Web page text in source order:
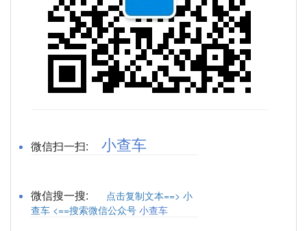
微信扫一扫: 小查车
微信搜一搜:
点击复制文本==> 小
查车 <==搜索微信公众号 小查车